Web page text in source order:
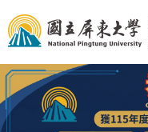
跳
到
主
要
內
容